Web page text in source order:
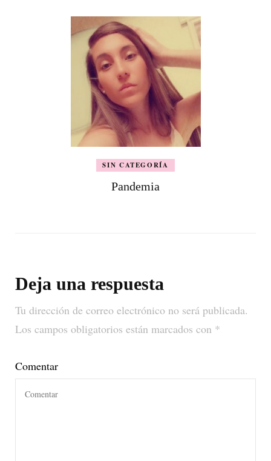
SIN CATEGORÍA
Pandemia
Deja una respuesta
Tu dirección de correo electrónico no será publicada.
Los campos obligatorios están marcados con *
Comentar